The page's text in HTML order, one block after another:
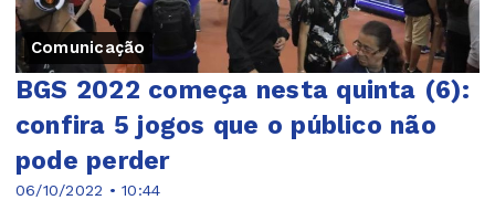
Comunicação
06/10/2022 • 10:44
BGS 2022 começa nesta quinta (6):
confira 5 jogos que o público não
pode perder